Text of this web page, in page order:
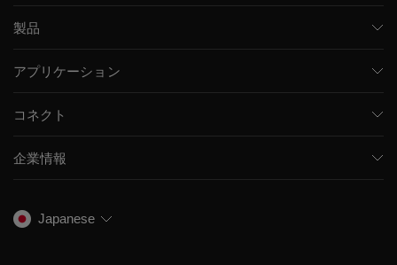
製品
キャピラリー電気泳動機器
統合ソリューション
スペクトルライブラリ
アプリケーション
環境分析
法医学ソリューション
コネクト
トレーニング
キャリア
企業情報
プレスリリース
Japanese